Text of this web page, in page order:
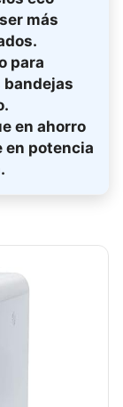
más
para
bandejas
en ahorro
en potencia